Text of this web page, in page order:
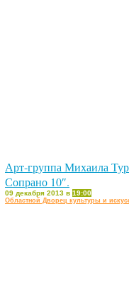
Арт-группа Михаила
Сопрано 10″.
09 декабря 2013 в 19:00
Областной Дворец культуры и